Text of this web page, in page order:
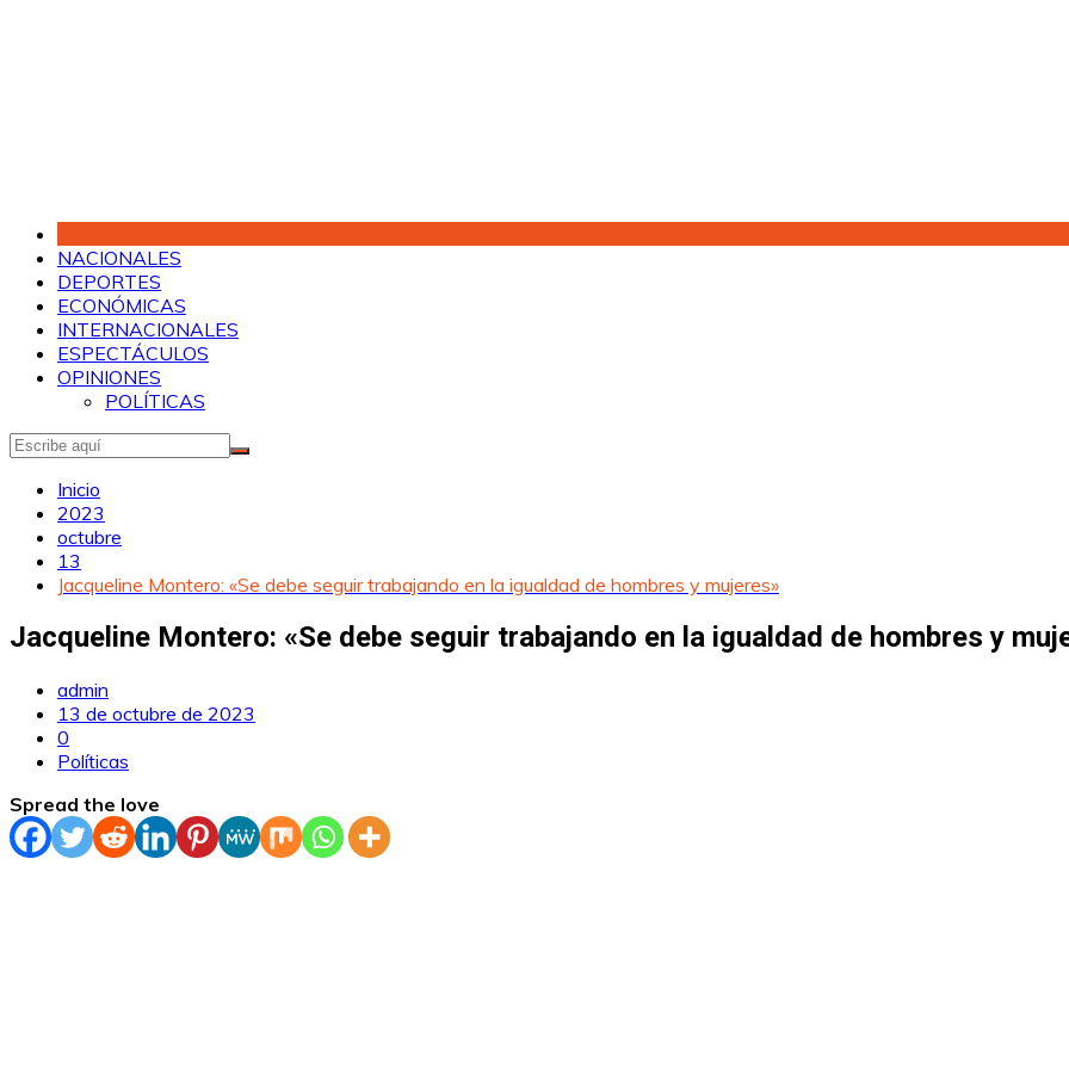
NACIONALES
DEPORTES
ECONÓMICAS
INTERNACIONALES
ESPECTÁCULOS
OPINIONES
POLÍTICAS
Inicio
2023
octubre
13
Jacqueline Montero: «Se debe seguir trabajando en la igualdad de hombres y mujeres»
Jacqueline Montero: «Se debe seguir trabajando en la igualdad de hombres y
admin
13 de octubre de 2023
0
Políticas
Spread the love